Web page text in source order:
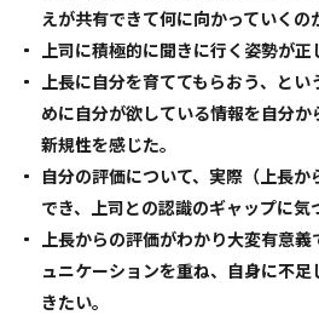
えが共有できて何に向かっていくの
上司に積極的に聞きに行く姿勢が正
上長に自分を育ててもらおう、と
めに自分が欲している情報を自分
新規性を感じた。
自分の評価について、実際（上長
でき、上司との認識のギャップに気
上長からの評価がわかり大変有意
ュニケーションを重ね、自身に不
きたい。